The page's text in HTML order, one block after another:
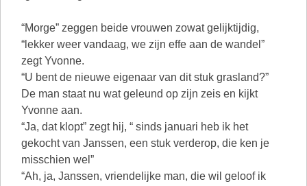
“Morge” zeggen beide vrouwen zowat gelijktijdig,
“lekker weer vandaag, we zijn effe aan de wandel”
zegt Yvonne.
“U bent de nieuwe eigenaar van dit stuk grasland?”
De man staat nu wat geleund op zijn zeis en kijkt
Yvonne aan.
“Ja, dat klopt” zegt hij, “ sinds januari heb ik het
gekocht van Janssen, een stuk verderop, die ken je
misschien wel”
“Ah, ja, Janssen, vriendelijke man, die wil geloof ik